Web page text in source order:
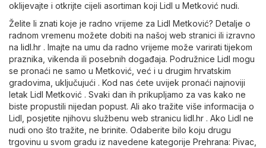
oklijevajte i otkrijte cijeli asortiman koji Lidl u Metković nudi.
Želite li znati koje je radno vrijeme za Lidl Metković? Detalje o
radnom vremenu možete dobiti na našoj web stranici ili izravno
na lidl.hr . Imajte na umu da radno vrijeme može varirati tijekom
praznika, vikenda ili posebnih događaja. Podružnice Lidl mogu
se pronaći ne samo u Metković, već i u drugim hrvatskim
gradovima, uključujući . Kod nas ćete uvijek pronaći najnoviji
letak Lidl Metković . Svaki dan ih prikupljamo za vas kako ne
biste propustili nijedan popust. Ali ako tražite više informacija o
Lidl, posjetite njihovu službenu web stranicu lidl.hr . Ako Lidl ne
nudi ono što tražite, ne brinite. Odaberite bilo koju drugu
trgovinu u svom gradu iz navedene kategorije Prehrana: Pivac